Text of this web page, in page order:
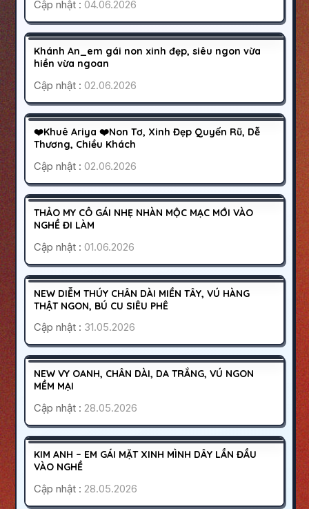
Cập nhật :04.06.2026
1000K
HOẠT ĐỘNG
Khánh An_em gái non xinh đẹp, siêu ngon vừa
hiền vừa ngoan
Cập nhật :02.06.2026
1000K
HOẠT ĐỘNG
❤️Khuê Ariya ❤️Non Tơ, Xinh Đẹp Quyến Rũ, Dễ
Thương, Chiều Khách
Cập nhật :02.06.2026
250K
HOẠT ĐỘNG
THẢO MY CÔ GÁI NHẸ NHÀN MỘC MẠC MỚI VÀO
NGHỀ ĐI LÀM
Cập nhật :01.06.2026
400K
HOẠT ĐỘNG
NEW DIỄM THÚY CHÂN DÀI MIỀN TÂY, VÚ HÀNG
THẬT NGON, BÚ CU SIÊU PHÊ
Cập nhật : 31.05.2026
300K
HOẠT ĐỘNG
NEW VY OANH, CHÂN DÀI, DA TRẮNG, VÚ NGON
MỀM MẠI
Cập nhật :28.05.2026
400K
HOẠT ĐỘNG
KIM ANH – EM GÁI MẶT XINH MÌNH DÂY LẦN ĐẦU
VÀO NGHỀ
Cập nhật :28.05.2026